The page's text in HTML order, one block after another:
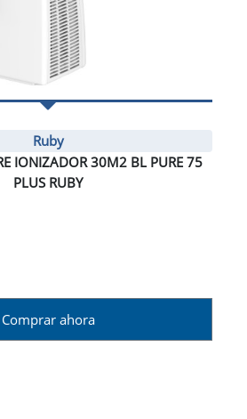
Ruby
IONIZADOR 30M2 BL PURE 75
PLUS RUBY
Comprar ahora